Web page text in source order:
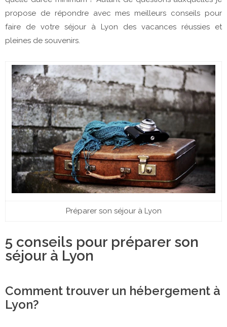
propose de répondre avec mes meilleurs conseils pour
faire de votre séjour à Lyon des vacances réussies et
pleines de souvenirs.
Préparer son séjour à Lyon
5 conseils pour préparer son
séjour à Lyon
Comment trouver un hébergement à
Lyon?